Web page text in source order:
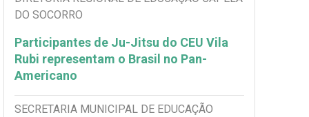
DO SOCORRO
Participantes de Ju-Jitsu do CEU Vila
Rubi representam o Brasil no Pan-
Americano
SECRETARIA MUNICIPAL DE EDUCAÇÃO